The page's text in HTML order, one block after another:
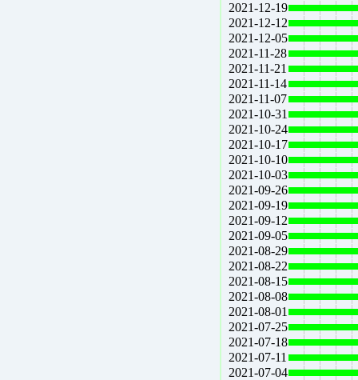
2021-12-19
2021-12-12
2021-12-05
2021-11-28
2021-11-21
2021-11-14
2021-11-07
2021-10-31
2021-10-24
2021-10-17
2021-10-10
2021-10-03
2021-09-26
2021-09-19
2021-09-12
2021-09-05
2021-08-29
2021-08-22
2021-08-15
2021-08-08
2021-08-01
2021-07-25
2021-07-18
2021-07-11
2021-07-04